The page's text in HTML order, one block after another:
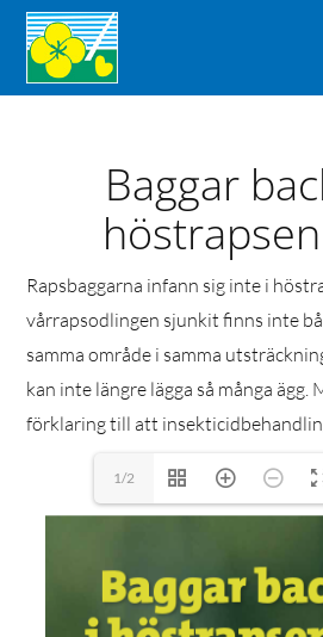
Baggar
Rapsbaggarna infann sig inte i
vårrapsodlingen sjunkit finns inte
samma område i samma
kan inte längre lägga så många ägg.
förklaring till att
1/2